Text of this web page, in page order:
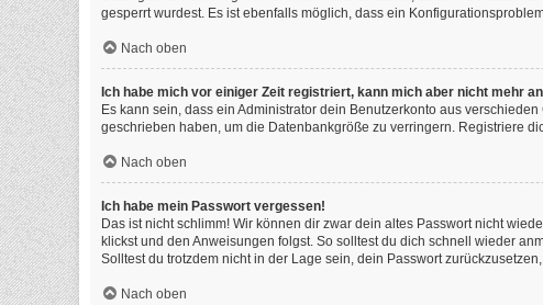
gesperrt wurdest. Es ist ebenfalls möglich, dass ein
Nach oben
Ich habe mich vor einiger Zeit registriert, kann mich aber nicht mehr
Es kann sein, dass ein Administrator dein Benutzerkonto aus
geschrieben haben, um die Datenbankgröße zu verringern. Registriere
Nach oben
Ich habe mein Passwort vergessen!
Das ist nicht schlimm! Wir können dir zwar dein altes Passwort nicht
klickst und den Anweisungen folgst. So solltest du dich schnell wieder
Solltest du trotzdem nicht in der Lage sein, dein Passwort
Nach oben